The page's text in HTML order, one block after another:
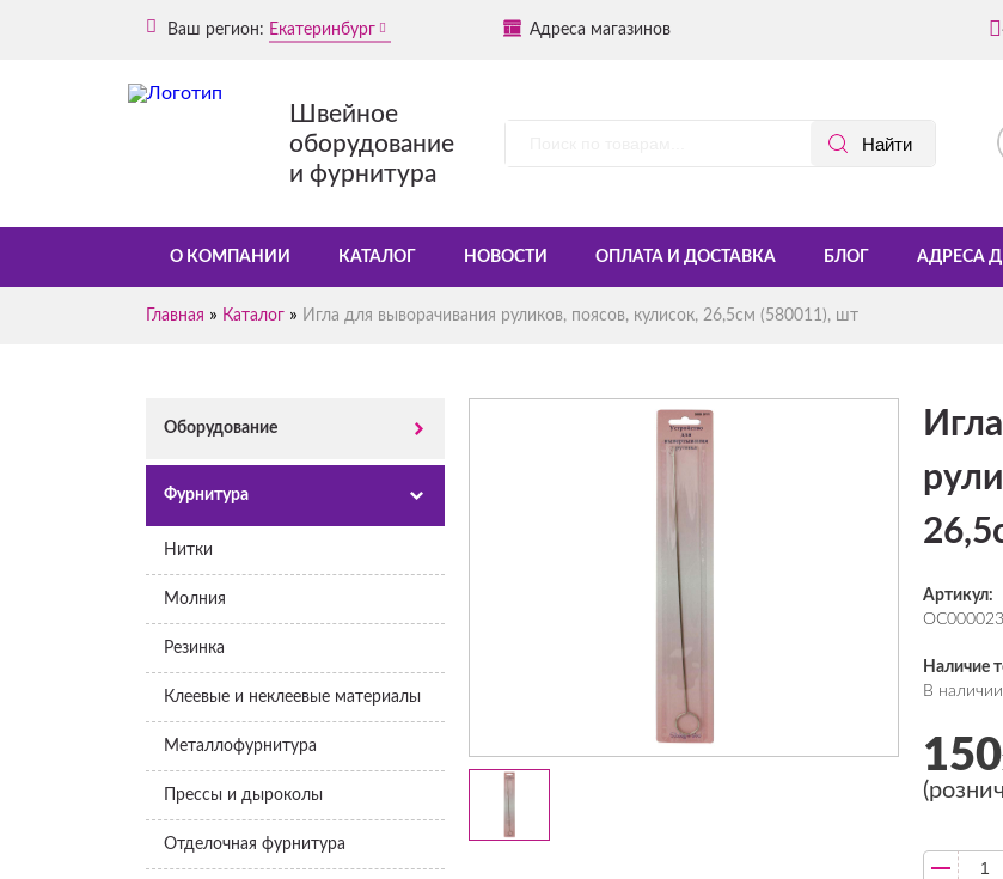
Ваш регион: Екатеринбург Адреса магазинов
Швейное
оборудование
и фурнитура
О КОМПАНИИ КАТАЛОГ НОВОСТИ ОПЛАТА И ДОСТАВКА БЛОГ АДРЕСА
Главная » Каталог » Игла для выворачивания руликов, поясов, кулисок, 26,5см (580011), шт
Оборудование
Фурнитура
Нитки
Молния
Резинка
Клеевые и неклеевые материалы
Металлофурнитура
Прессы и дыроколы
Отделочная фурнитура
Артикул:
Наличие
В наличии
150